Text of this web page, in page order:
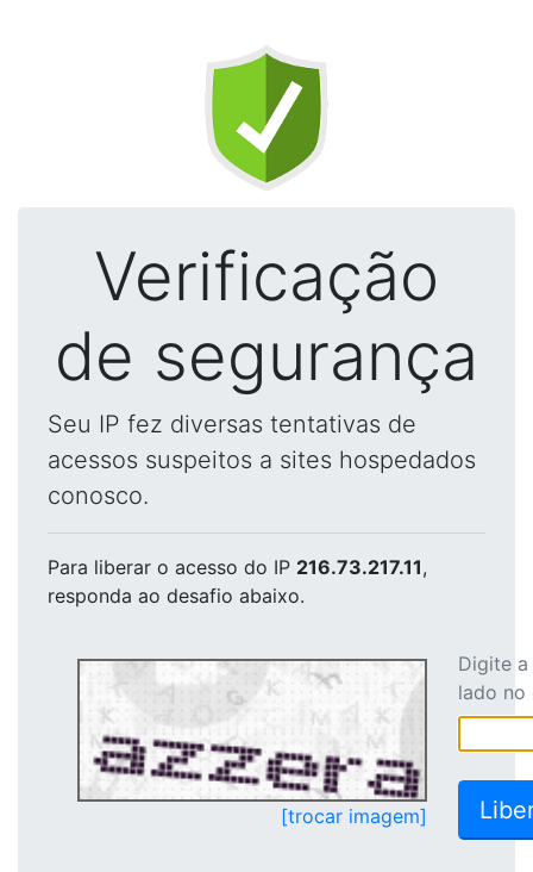
Verificação
de segurança
Seu IP fez diversas tentativas de
acessos suspeitos a sites hospedados
conosco.
Para liberar o acesso do IP 216.73.217.11,
responda ao desafio abaixo.
[trocar imagem]
Digite
lado no